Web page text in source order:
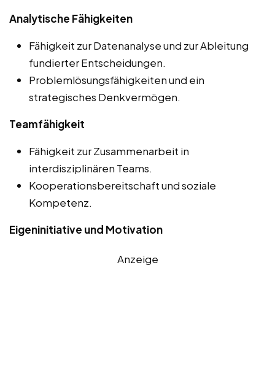
Analytische Fähigkeiten
Fähigkeit zur Datenanalyse und zur Ableitung
fundierter Entscheidungen.
Problemlösungsfähigkeiten und ein
strategisches Denkvermögen.
Teamfähigkeit
Fähigkeit zur Zusammenarbeit in
interdisziplinären Teams.
Kooperationsbereitschaft und soziale
Kompetenz.
Eigeninitiative und Motivation
Anzeige